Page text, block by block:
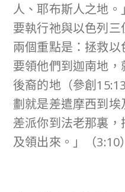
人、耶布斯人之地
要執行祂與以色列
兩個重點是：拯救
要領他們到迦南地
後裔的地（參創
劃就是差遣摩西到
差派你到法老那裏
及領出來。」（3:10）